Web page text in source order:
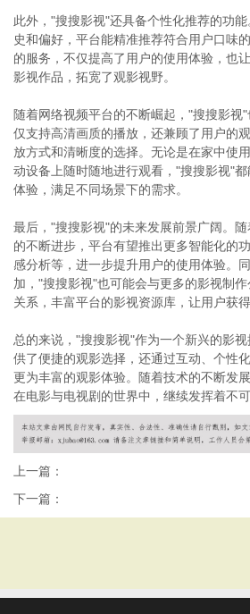
此外，"搜搜影视"还具备个性化推荐的功
史和偏好，平台能精准推荐符合用户口味
的服务，不仅提高了用户的使用体验，也
影视作品，拓宽了观影视野。
随着网络视频平台的不断崛起，"搜搜影视
仅支持高清画质的播放，还兼顾了用户的
放方式和清晰度的选择。无论是在家中使
动设备上随时随地进行观看，"搜搜影视"
体验，满足不同场景下的需求。
最后，"搜搜影视"的未来发展前景广阔。
的不断进步，平台有望推出更多智能化的
感分析等，进一步提升用户的使用体验。
加，"搜搜影视"也可能会与更多的影视制
关系，丰富平台的影视资源库，让用户获
总的来说，"搜搜影视"作为一个新兴的影
供了便捷的观影选择，还通过互动、个性
更为丰富的观影体验。随着技术的不断发
在电影与电视剧的世界中，继续发挥着不可
上一篇：
下一篇：